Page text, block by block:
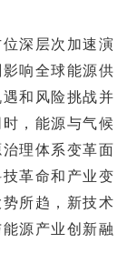
深层次加速演
响全球能源供
和风险挑战并
，能源与气候
理体系变革面
革命和产业变
所趋，新技术
源产业创新融